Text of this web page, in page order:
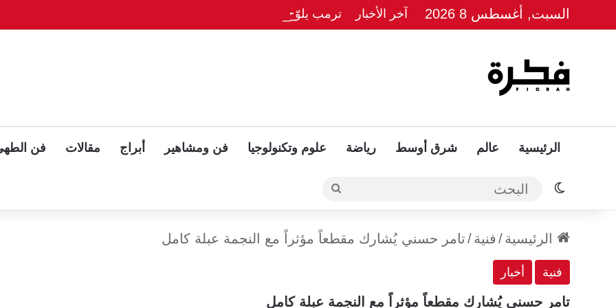
السبت, أغسطس 8 2026 آخر الأخبار ترمب يلوّح بلقاء ثلاثي مع بوتين وزيلينسكي بعد قمة ألاسكا
الرئيسية عالم شرق أوسط رياضة علوم وتكنولوجيا فن ومشاهير أبراج مقالات فن
الوضع المظلم البحث
الرئيسية/ فنية/تامر حسني يُشارك مقطعاً مؤثراً مع النجمة عبلة كامل
فنية أخبار
تامر حسني يُشارك مقطعاً مؤثراً مع النجمة عبلة كامل